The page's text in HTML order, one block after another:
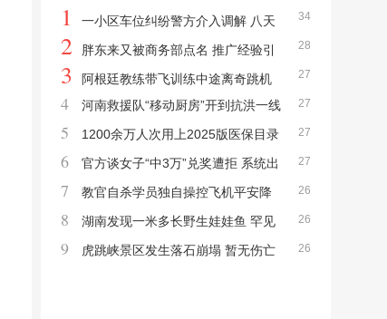
34
1
一小区车位纠纷警方介入调解 八天
对峙终获道歉
28
2
胖东来又被商务部点名 推广经验引
领零售创新
27
3
阿根廷教练带飞训练中途离奇跳机
女学员冷静迫降
27
4
河南救援队“移动厨房”开到抗洪一线
巨无霸餐车再显身手
27
5
1200余万人次用上2025版医保目录
新药 药品配备广泛落地
27
6
官方谈女子“中3万”兑奖遭拒 系统出
错引争议
26
7
教官自杀学员独自操控飞机平安降
落 冷静应对突发状况
26
8
湖南发现一米多长野生娃娃鱼 罕见
高龄寿星引发关注
26
9
虎跳峡景区发生落石崩塌 暂无伤亡